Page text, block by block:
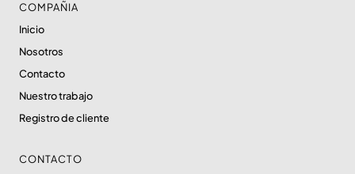
COMPAÑIA
Inicio
Nosotros
Contacto
Nuestro trabajo
Registro de cliente
CONTACTO